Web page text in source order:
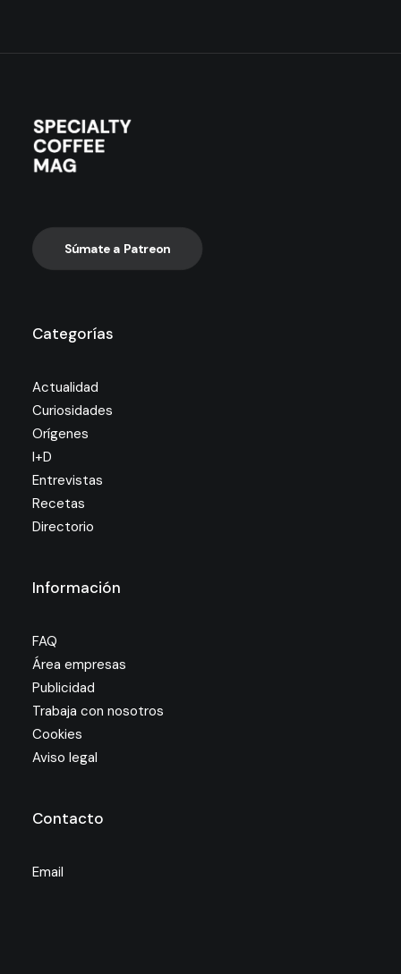
Súmate a Patreon
Categorías
Actualidad
Curiosidades
Orígenes
I+D
Entrevistas
Recetas
Directorio
Información
FAQ
Área empresas
Publicidad
Trabaja con nosotros
Cookies
Aviso legal
Contacto
Email